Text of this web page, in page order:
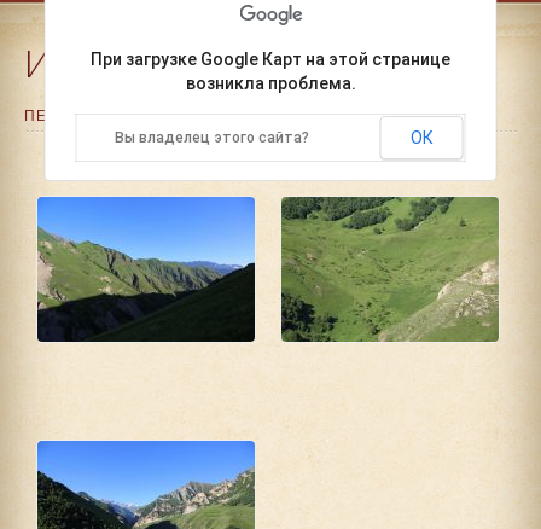
Иличири
ПЕЧАТЬ ЭЛ. ПОЧТА
При загрузке Google Карт на этой странице
возникла проблема.
Вы владелец этого сайта? ОК